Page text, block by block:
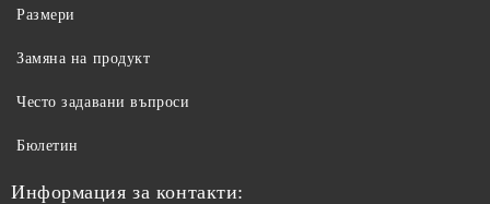
Размери
Замяна на продукт
Често задавани въпроси
Бюлетин
Информация за контакти: